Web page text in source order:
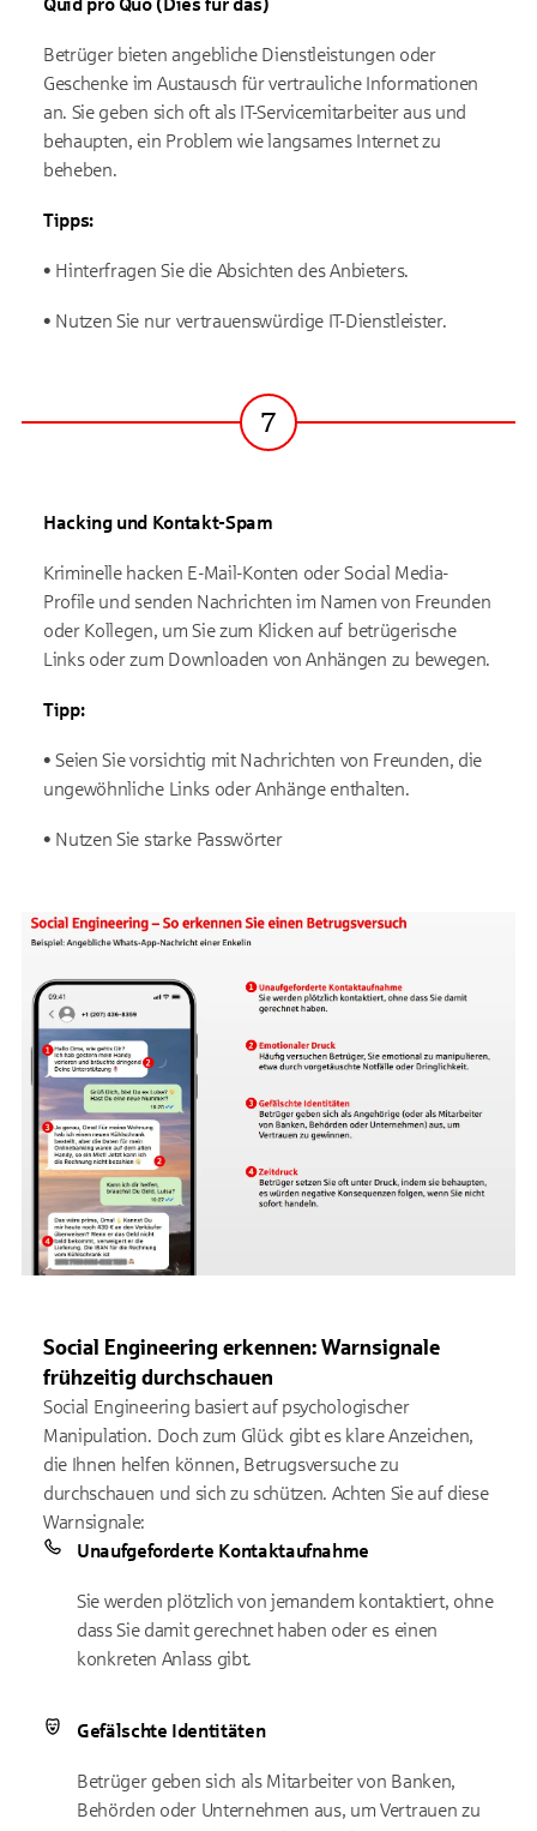
Quid pro Quo (Dies für das)
Betrüger bieten angebliche Dienstleistungen oder
Geschenke im Austausch für vertrauliche Informationen
an. Sie geben sich oft als IT-Servicemitarbeiter aus und
behaupten, ein Problem wie langsames Internet zu
beheben.
Tipps:
• Hinterfragen Sie die Absichten des Anbieters.
• Nutzen Sie nur vertrauenswürdige IT-Dienstleister.
Schritt
7
Hacking und Kontakt-Spam
Kriminelle hacken E-Mail-Konten oder Social Media-
Profile und senden Nachrichten im Namen von Freunden
oder Kollegen, um Sie zum Klicken auf betrügerische
Links oder zum Downloaden von Anhängen zu bewegen.
Tipp:
• Seien Sie vorsichtig mit Nachrichten von Freunden, die
ungewöhnliche Links oder Anhänge enthalten.
• Nutzen Sie starke Passwörter
Social Engineering erkennen: Warnsignale
frühzeitig durchschauen
Social Engineering basiert auf psychologischer
Manipulation. Doch zum Glück gibt es klare Anzeichen,
die Ihnen helfen können, Betrugsversuche zu
durchschauen und sich zu schützen. Achten Sie auf diese
Warnsignale:
Unaufgeforderte Kontaktaufnahme
Sie werden plötzlich von jemandem kontaktiert, ohne
dass Sie damit gerechnet haben oder es einen
konkreten Anlass gibt.
Gefälschte Identitäten
Betrüger geben sich als Mitarbeiter von Banken,
Behörden oder Unternehmen aus, um Vertrauen zu